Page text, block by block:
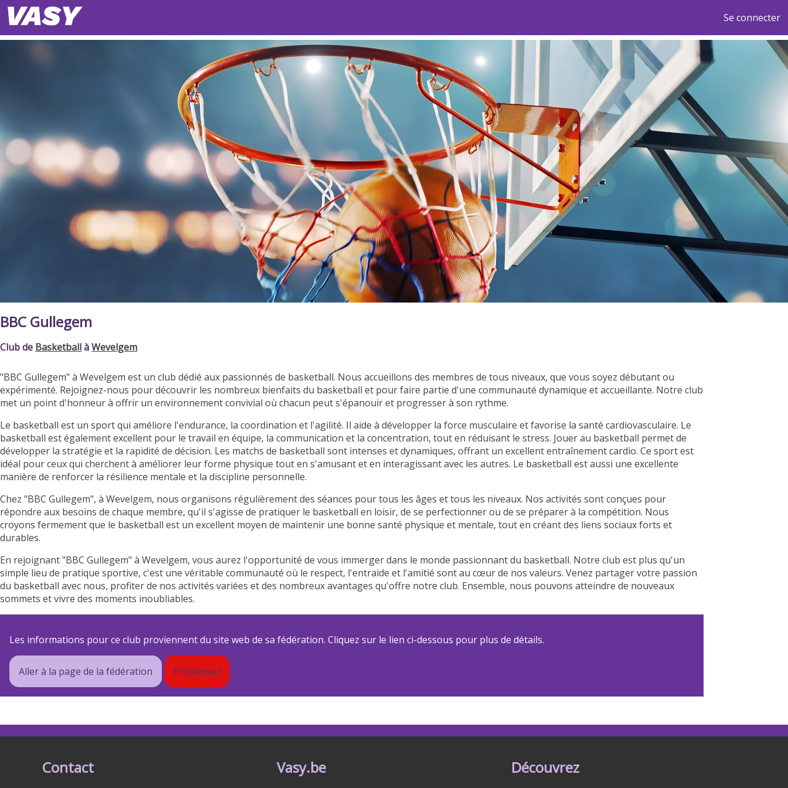
Se connecter
BBC Gullegem
Club de BasketballàWevelgem
"BBC Gullegem" à Wevelgem est un club dédié aux passionnés de basketball. Nous accueillons des membres de tous niveaux, que vous soyez débutant ou
expérimenté. Rejoignez-nous pour découvrir les nombreux bienfaits du basketball et pour faire partie d'une communauté dynamique et accueillante. Notre club
met un point d'honneur à offrir un environnement convivial où chacun peut s'épanouir et progresser à son rythme.
Le basketball est un sport qui améliore l'endurance, la coordination et l'agilité. Il aide à développer la force musculaire et favorise la santé cardiovasculaire. Le
basketball est également excellent pour le travail en équipe, la communication et la concentration, tout en réduisant le stress. Jouer au basketball permet de
développer la stratégie et la rapidité de décision. Les matchs de basketball sont intenses et dynamiques, offrant un excellent entraînement cardio. Ce sport est
idéal pour ceux qui cherchent à améliorer leur forme physique tout en s'amusant et en interagissant avec les autres. Le basketball est aussi une excellente
manière de renforcer la résilience mentale et la discipline personnelle.
Chez "BBC Gullegem", à Wevelgem, nous organisons régulièrement des séances pour tous les âges et tous les niveaux. Nos activités sont conçues pour
répondre aux besoins de chaque membre, qu'il s'agisse de pratiquer le basketball en loisir, de se perfectionner ou de se préparer à la compétition. Nous
croyons fermement que le basketball est un excellent moyen de maintenir une bonne santé physique et mentale, tout en créant des liens sociaux forts et
durables.
En rejoignant "BBC Gullegem" à Wevelgem, vous aurez l'opportunité de vous immerger dans le monde passionnant du basketball. Notre club est plus qu'un
simple lieu de pratique sportive, c'est une véritable communauté où le respect, l'entraide et l'amitié sont au cœur de nos valeurs. Venez partager votre passion
du basketball avec nous, profiter de nos activités variées et des nombreux avantages qu'offre notre club. Ensemble, nous pouvons atteindre de nouveaux
sommets et vivre des moments inoubliables.
Les informations pour ce club proviennent du site web de sa fédération. Cliquez sur le lien ci-dessous pour plus de détails.
Aller à la page de la fédération Problème !
Contact Vasy.be Découvrez